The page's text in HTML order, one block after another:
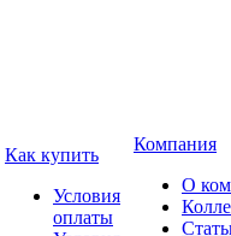
Как купить
Условия
оплаты
Компания
О